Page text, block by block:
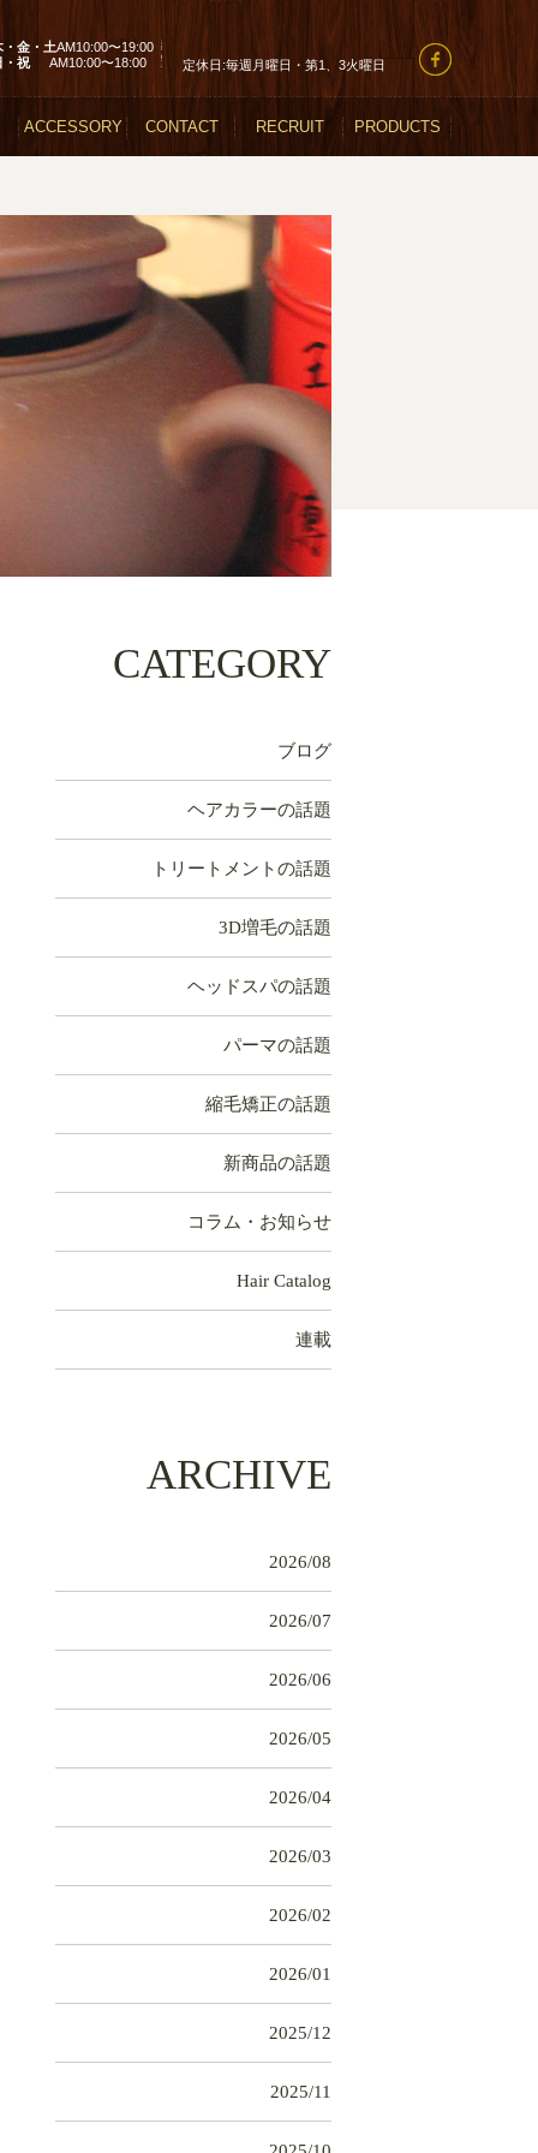
・金・土AM10:00〜19:00
・祝
AM10:00〜18:00 定休日:毎週月曜日・第1、3火曜日
ACCESSORY CONTACT RECRUIT PRODUCTS
CATEGORY
ブログ
ヘアカラーの話題
トリートメントの話題
3D増毛の話題
ヘッドスパの話題
パーマの話題
縮毛矯正の話題
新商品の話題
コラム・お知らせ
Hair Catalog
連載
ARCHIVE
2026/08
2026/07
2026/06
2026/05
2026/04
2026/03
2026/02
2026/01
2025/12
2025/11